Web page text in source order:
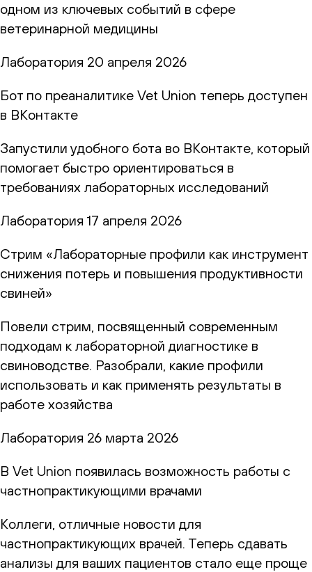
одном из ключевых событий в сфере
ветеринарной медицины
Лаборатория 20 апреля 2026
Бот по преаналитике Vet Union теперь доступен
в ВКонтакте
Запустили удобного бота во ВКонтакте, который
помогает быстро ориентироваться в
требованиях лабораторных исследований
Лаборатория 17 апреля 2026
Стрим «Лабораторные профили как инструмент
снижения потерь и повышения продуктивности
свиней»
Повели стрим, посвященный современным
подходам к лабораторной диагностике в
свиноводстве. Разобрали, какие профили
использовать и как применять результаты в
работе хозяйства
Лаборатория 26 марта 2026
В Vet Union появилась возможность работы с
частнопрактикующими врачами
Коллеги, отличные новости для
частнопрактикующих врачей. Теперь сдавать
анализы для ваших пациентов стало еще проще